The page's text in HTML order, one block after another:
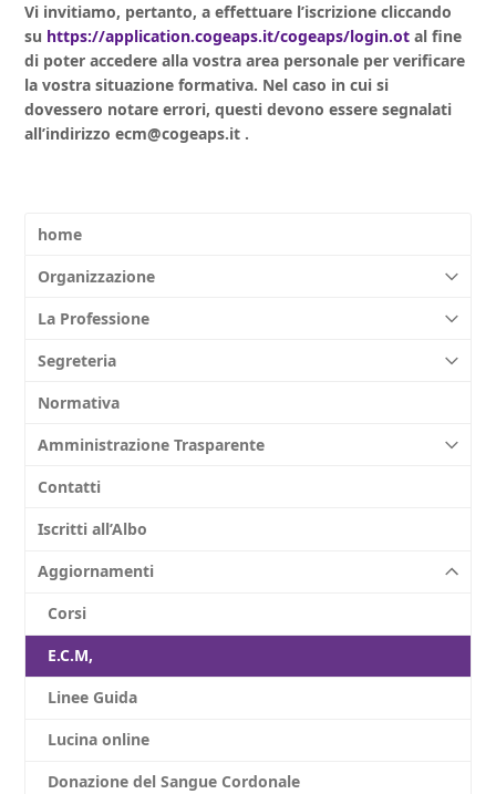
Vi invitiamo, pertanto, a effettuare l’iscrizione cliccando
su https://application.cogeaps.it/cogeaps/login.ot al fine
di poter accedere alla vostra area personale per verificare
la vostra situazione formativa. Nel caso in cui si
dovessero notare errori, questi devono essere segnalati
all’indirizzo ecm@cogeaps.it .
home
Organizzazione
La Professione
Segreteria
Normativa
Amministrazione Trasparente
Contatti
Iscritti all’Albo
Aggiornamenti
Corsi
E.C.M,
Linee Guida
Lucina online
Donazione del Sangue Cordonale